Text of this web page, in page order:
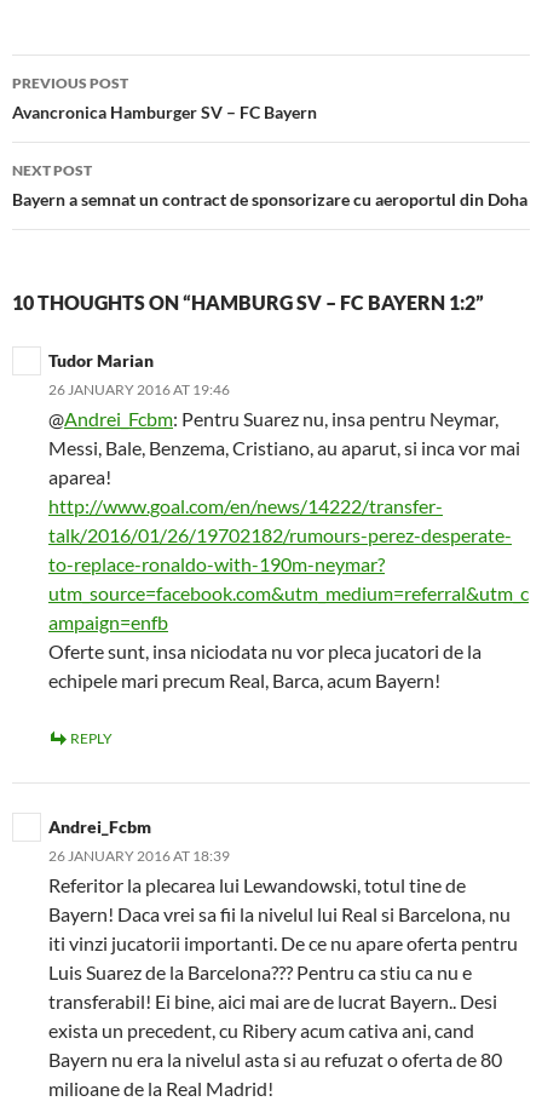
Post
navigation
PREVIOUS POST
Avancronica Hamburger SV – FC Bayern
NEXT POST
Bayern a semnat un contract de sponsorizare cu aeroportul din Doha
10 THOUGHTS ON “HAMBURG SV – FC BAYERN 1:2”
Tudor Marian
26 JANUARY 2016 AT 19:46
@Andrei_Fcbm: Pentru Suarez nu, insa pentru Neymar,
Messi, Bale, Benzema, Cristiano, au aparut, si inca vor mai
aparea!
http://www.goal.com/en/news/14222/transfer-
talk/2016/01/26/19702182/rumours-perez-desperate-
to-replace-ronaldo-with-190m-neymar?
utm_source=facebook.com&utm_medium=referral&utm_c
ampaign=enfb
Oferte sunt, insa niciodata nu vor pleca jucatori de la
echipele mari precum Real, Barca, acum Bayern!
REPLY
Andrei_Fcbm
26 JANUARY 2016 AT 18:39
Referitor la plecarea lui Lewandowski, totul tine de
Bayern! Daca vrei sa fii la nivelul lui Real si Barcelona, nu
iti vinzi jucatorii importanti. De ce nu apare oferta pentru
Luis Suarez de la Barcelona??? Pentru ca stiu ca nu e
transferabil! Ei bine, aici mai are de lucrat Bayern.. Desi
exista un precedent, cu Ribery acum cativa ani, cand
Bayern nu era la nivelul asta si au refuzat o oferta de 80
milioane de la Real Madrid!